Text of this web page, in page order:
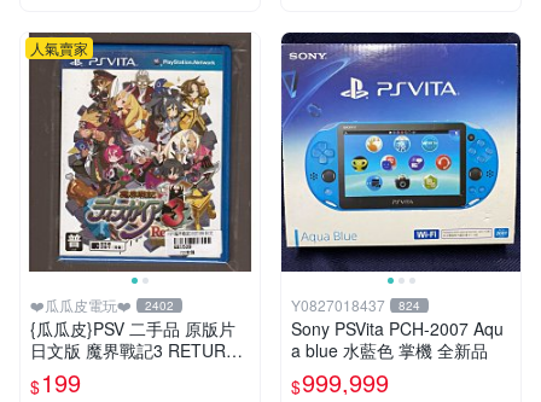
人氣賣家
❤️瓜瓜皮電玩❤️ 2402
{瓜瓜皮}PSV 二手品 原版片
日文版 魔界戰記3 RETURN
(遊戲都有回收)
$199
Y0827018437 824
Sony PSVita PCH-2007 Aqu
a blue 水藍色 掌機 全新品
$999,999